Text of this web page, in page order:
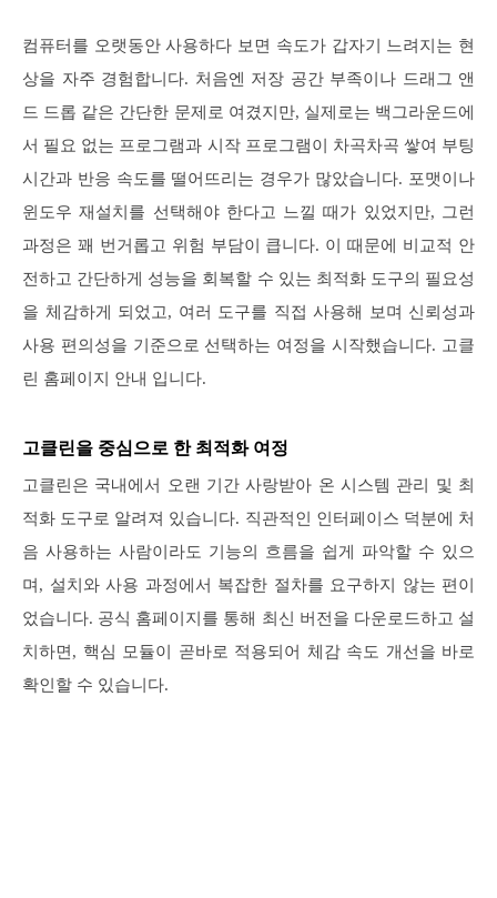
컴퓨터를 오랫동안 사용하다 보면 속도가 갑자기 느려지는 현
상을 자주 경험합니다. 처음엔 저장 공간 부족이나 드래그 앤
드 드롭 같은 간단한 문제로 여겼지만, 실제로는 백그라운드에
서 필요 없는 프로그램과 시작 프로그램이 차곡차곡 쌓여 부팅
시간과 반응 속도를 떨어뜨리는 경우가 많았습니다. 포맷이나
윈도우 재설치를 선택해야 한다고 느낄 때가 있었지만, 그런
과정은 꽤 번거롭고 위험 부담이 큽니다. 이 때문에 비교적 안
전하고 간단하게 성능을 회복할 수 있는 최적화 도구의 필요성
을 체감하게 되었고, 여러 도구를 직접 사용해 보며 신뢰성과
사용 편의성을 기준으로 선택하는 여정을 시작했습니다. 고클
린 홈페이지 안내 입니다.
고클린을 중심으로 한 최적화 여정
고클린은 국내에서 오랜 기간 사랑받아 온 시스템 관리 및 최
적화 도구로 알려져 있습니다. 직관적인 인터페이스 덕분에 처
음 사용하는 사람이라도 기능의 흐름을 쉽게 파악할 수 있으
며, 설치와 사용 과정에서 복잡한 절차를 요구하지 않는 편이
었습니다. 공식 홈페이지를 통해 최신 버전을 다운로드하고 설
치하면, 핵심 모듈이 곧바로 적용되어 체감 속도 개선을 바로
확인할 수 있습니다.